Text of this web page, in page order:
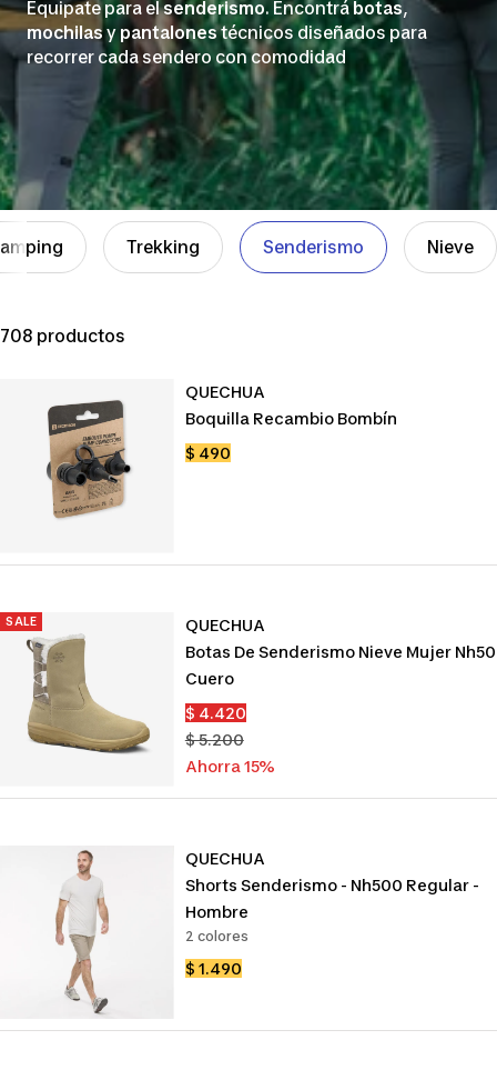
Equipate para elsenderismo. Encontrábotas,
mochilasy pantalonestécnicos diseñados para
recorrer cada sendero con comodidad
Trekking Senderismo Nieve
708 productos
QUECHUA
Boquilla Recambio Bombín
Precio
$ 490
SALE
QUECHUA
Botas De Senderismo Nieve Mujer
Cuero
Precio
de
venta
$ 4.420
Precio
normal
$ 5.200
Ahorra 15%
QUECHUA
Shorts Senderismo - Nh500 Regular -
Hombre
2 colores
Precio
$ 1.490